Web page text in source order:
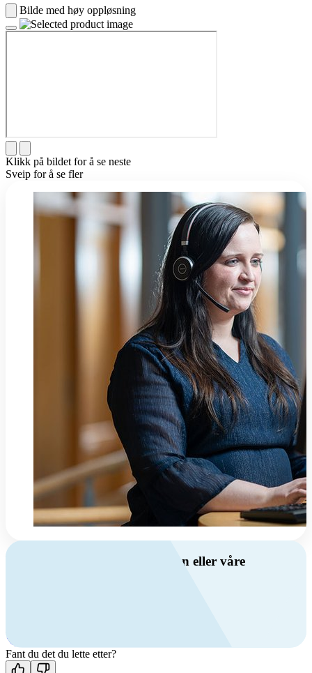
Bilde med høy oppløsning
Klikk på bildet for å se neste
Sveip for å se fler
Har du spørsmål om ventilasjon eller våre
Kontakt oss
Fant du det du lette etter?